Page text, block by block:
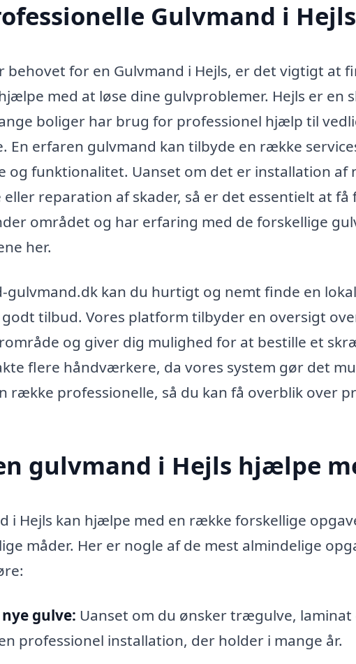
Gulvmand i Hejls
behovet for en Gulvmand i Hejls, er det vigtigt at
med at løse dine gulvproblemer. Hejls er en
boliger har brug for professionel hjælp til
En erfaren gulvmand kan tilbyde en række
og funktionalitet. Uanset om det er installation af
reparation af skader, så er det essentielt at få
området og har erfaring med de forskellige
her.
gulvmand.dk kan du hurtigt og nemt finde en
tilbud. Vores platform tilbyder en oversigt
og giver dig mulighed for at bestille et
flere håndværkere, da vores system gør det
række professionelle, så du kan få overblik over
gulvmand i Hejls hjælpe
i Hejls kan hjælpe med en række forskellige
måder. Her er nogle af de mest almindelige
gulve: Uanset om du ønsker trægulve, laminat
professionel installation, der holder i mange år.